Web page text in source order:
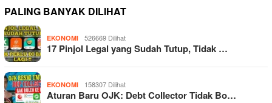
PALING BANYAK DILIHAT
EKONOMI 526669 Dilihat
17 Pinjol Legal yang Sudah Tutup, Tidak …
EKONOMI 158307 Dilihat
Aturan Baru OJK: Debt Collector Tidak Bo…